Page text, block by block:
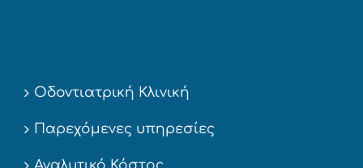
Οδοντιατρική Κλινική
Παρεχόμενες υπηρεσίες